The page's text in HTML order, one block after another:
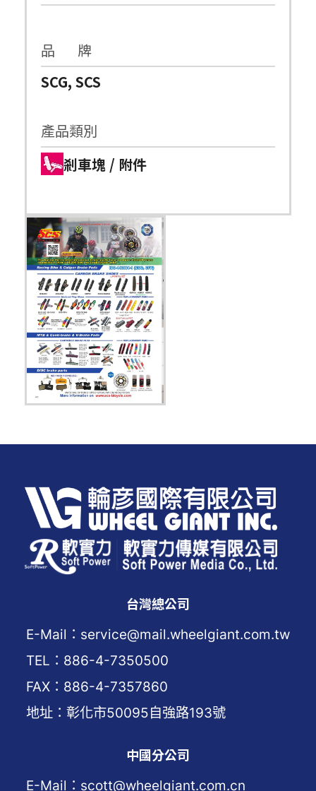
品 牌
SCG, SCS
產品類別
剎車塊 / 附件
台灣總公司
E-Mail：service@mail.wheelgiant.com.tw
TEL：886-4-7350500
FAX：886-4-7357860
地址：彰化市50095自強路193號
中國分公司
E-Mail：scott@wheelgiant.com.cn